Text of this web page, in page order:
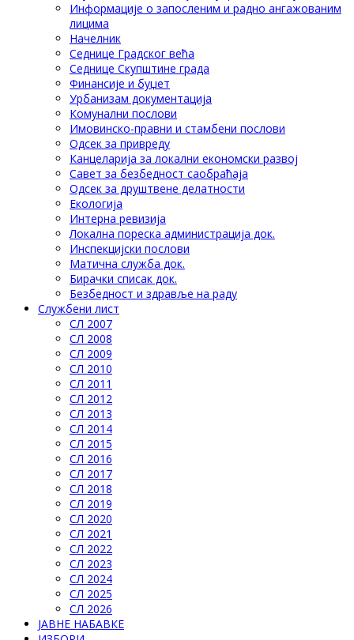
Информације о запосленим и радно ангажованим
лицима
Начелник
Седнице Градског већа
Седнице Скупштине града
Финансије и буџет
Урбанизам документација
Комунални послови
Имовинско-правни и стамбени послови
Одсек за привреду
Канцеларија за локални економски развој
Савет за безбедност саобраћаја
Одсек за друштвене делатности
Eкологија
Интерна ревизија
Локална пореска администрација док.
Инспекцијски послови
Матична служба док.
Бирачки списак док.
Безбедност и здравље на раду
Службени лист
СЛ 2007
СЛ 2008
СЛ 2009
СЛ 2010
СЛ 2011
СЛ 2012
СЛ 2013
СЛ 2014
СЛ 2015
СЛ 2016
СЛ 2017
СЛ 2018
СЛ 2019
СЛ 2020
СЛ 2021
СЛ 2022
СЛ 2023
СЛ 2024
СЛ 2025
СЛ 2026
ЈАВНЕ НАБАВКЕ